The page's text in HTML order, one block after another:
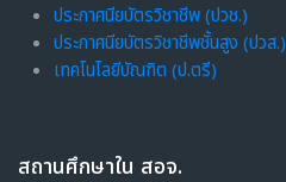
ประกาศนียบัตรวิชาชีพ (ปวช.)
ประกาศนียบัตรวิชาชีพชั้นสูง (ปวส.)
เทคโนโลยีบัณฑิต (ป.ตรี)
สถานศึกษาใน สอจ.